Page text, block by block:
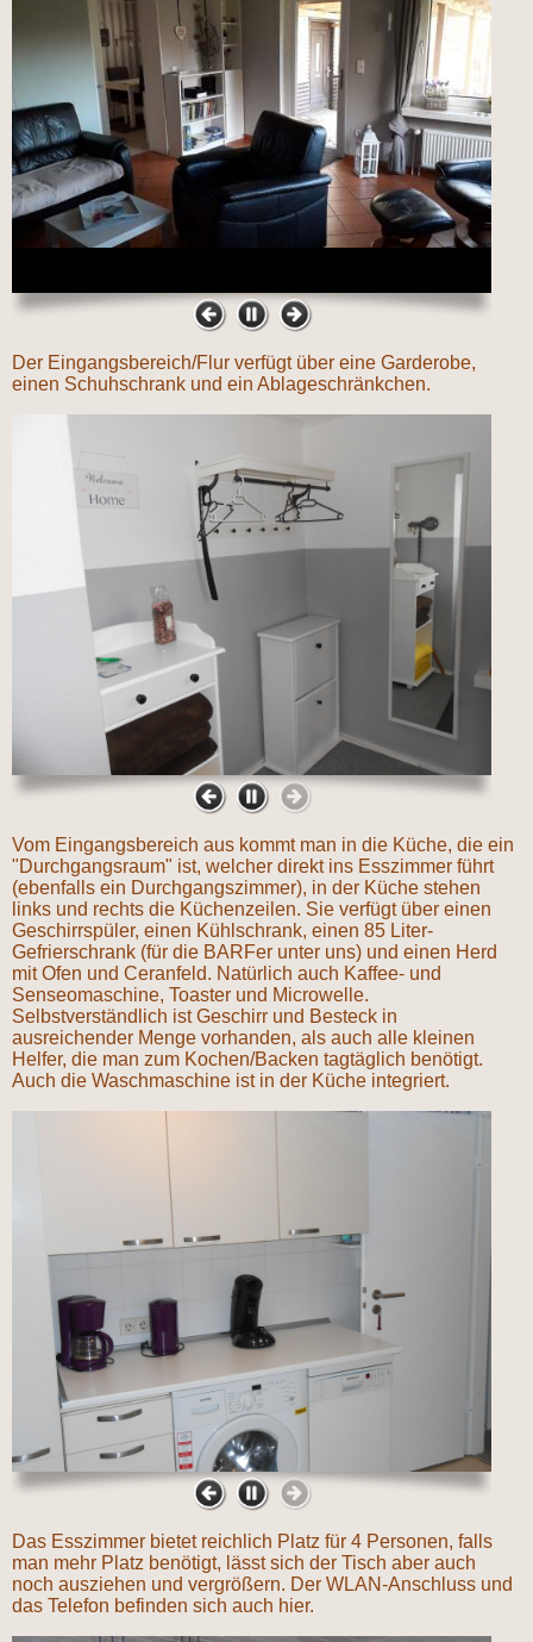
Der Eingangsbereich/Flur verfügt über eine Garderobe,
einen Schuhschrank und ein Ablageschränkchen.
Vom Eingangsbereich aus kommt man in die Küche, die ein
"Durchgangsraum" ist, welcher direkt ins Esszimmer führt
(ebenfalls ein Durchgangszimmer), in der Küche stehen
links und rechts die Küchenzeilen. Sie verfügt über einen
Geschirrspüler, einen Kühlschrank, einen 85 Liter-
Gefrierschrank (für die BARFer unter uns) und einen Herd
mit Ofen und Ceranfeld. Natürlich auch Kaffee- und
Senseomaschine, Toaster und Microwelle.
Selbstverständlich ist Geschirr und Besteck in
ausreichender Menge vorhanden, als auch alle kleinen
Helfer, die man zum Kochen/Backen tagtäglich benötigt.
Auch die Waschmaschine ist in der Küche integriert.
Das Esszimmer bietet reichlich Platz für 4 Personen, falls
man mehr Platz benötigt, lässt sich der Tisch aber auch
noch ausziehen und vergrößern. Der WLAN-Anschluss und
das Telefon befinden sich auch hier.